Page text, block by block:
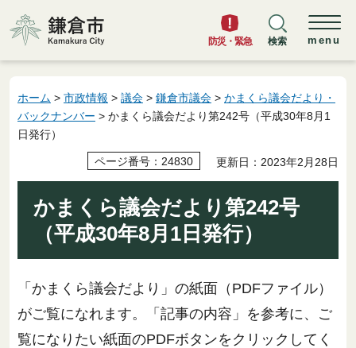
鎌倉市
防災・緊急 検索 menu
ホーム > 市政情報 > 議会 > 鎌倉市議会 > かまくら議会だより・
バックナンバー > かまくら議会だより第242号（平成30年8月1
日発行）
ページ番号：24830 更新日：2023年2月28日
かまくら議会だより第242号
（平成30年8月1日発行）
「かまくら議会だより」の紙面（PDFファイル）
がご覧になれます。「記事の内容」を参考に、ご
覧になりたい紙面のPDFボタンをクリックしてく